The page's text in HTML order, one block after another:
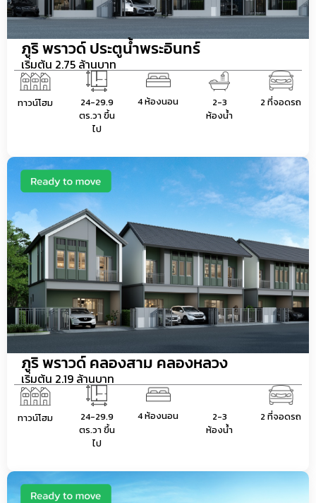
ภูริ พราวด์ ประตูน้ำพระอินทร์
เริ่มต้น 2.75 ล้านบาท
ทาวน์โฮม
24-29.9
ตร.วา ขึ้น
ไป
4 ห้องนอน
2-3
ห้องน้ำ
2 ที่จอดรถ
ภูริ พราวด์ คลองสาม คลองหลวง
เริ่มต้น 2.19 ล้านบาท
ทาวน์โฮม
24-29.9
ตร.วา ขึ้น
ไป
4 ห้องนอน
2-3
ห้องน้ำ
2 ที่จอดรถ